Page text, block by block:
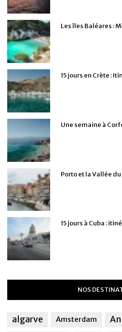
Les îles Baléares :
15 jours en Crète :
Une semaine à
Porto et la Vallée
15 jours à Cuba :
NOS
algarve Amsterdam